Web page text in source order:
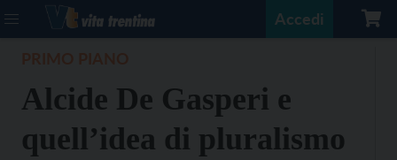
Accedi
Alcide De Gasperi e
quell’idea di pluralismo